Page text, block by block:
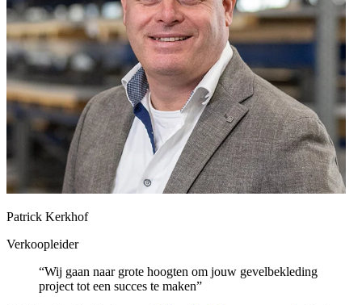
Patrick Kerkhof
Verkoopleider
“Wij gaan naar grote hoogten om jouw gevelbekleding
project tot een succes te maken”